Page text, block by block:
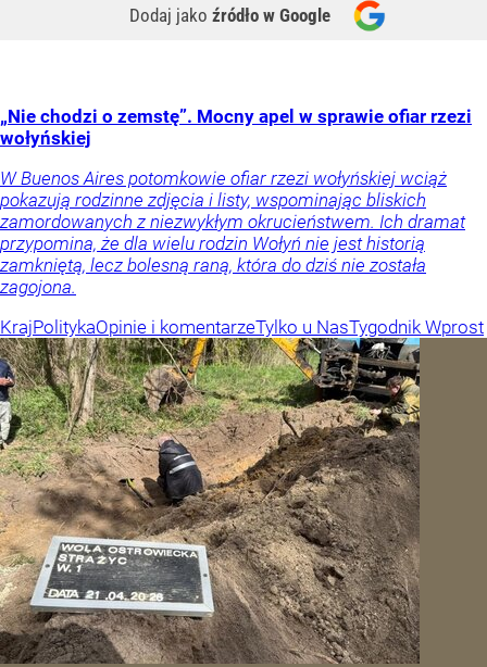
Dodaj jako źródło w Google
„Nie chodzi o zemstę”. Mocny apel w sprawie ofiar rzezi
wołyńskiej
W Buenos Aires potomkowie ofiar rzezi wołyńskiej wciąż
pokazują rodzinne zdjęcia i listy, wspominając bliskich
zamordowanych z niezwykłym okrucieństwem. Ich dramat
przypomina, że dla wielu rodzin Wołyń nie jest historią
zamkniętą, lecz bolesną raną, która do dziś nie została
zagojona.
KrajPolitykaOpinie i komentarzeTylko u NasTygodnik Wprost